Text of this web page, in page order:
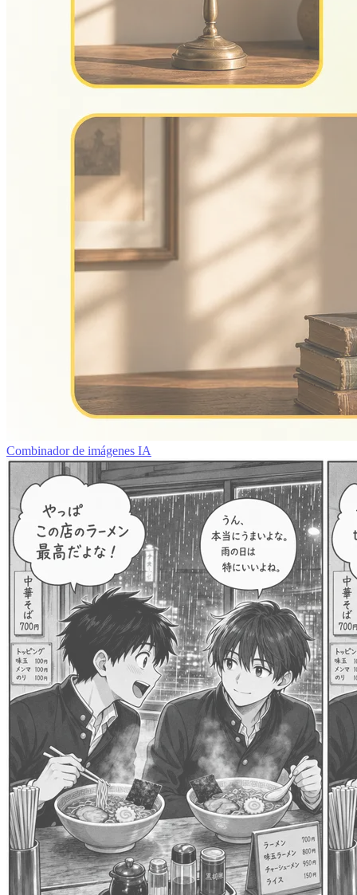
Combinador de imágenes IA